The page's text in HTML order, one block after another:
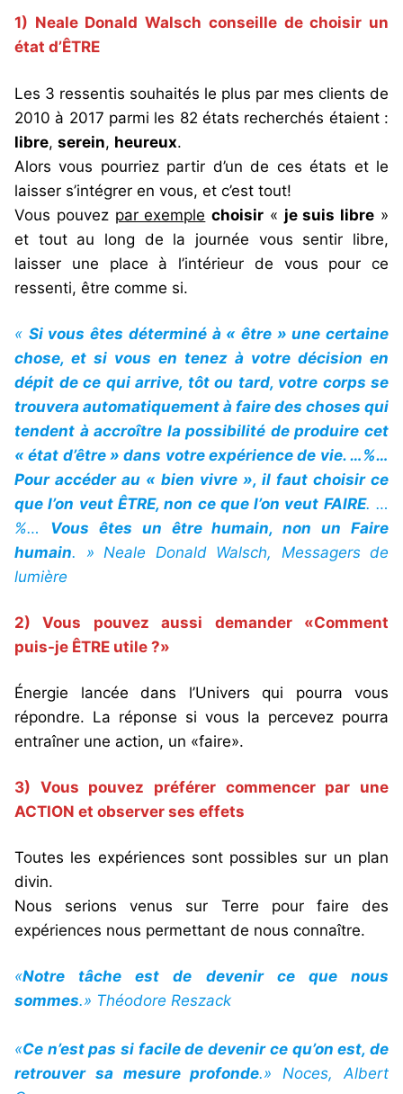
1) Neale Donald Walsch conseille de choisir un
état d’ÊTRE
Les 3 ressentis souhaités le plus par mes clients de
2010 à 2017 parmi les 82 états recherchés étaient :
libre, serein, heureux.
Alors vous pourriez partir d’un de ces états et le
laisser s’intégrer en vous, et c’est tout!
Vous pouvez par exemple choisir « je suis libre »
et tout au long de la journée vous sentir libre,
laisser une place à l’intérieur de vous pour ce
ressenti, être comme si.
« Si vous êtes déterminé à « être » une certaine
chose, et si vous en tenez à votre décision en
dépit de ce qui arrive, tôt ou tard, votre corps se
trouvera automatiquement à faire des choses qui
tendent à accroître la possibilité de produire cet
« état d’être » dans votre expérience de vie. …%…
Pour accéder au « bien vivre », il faut choisir ce
que l’on veut ÊTRE, non ce que l’on veut FAIRE. …
%… Vous êtes un être humain, non un Faire
humain. » Neale Donald Walsch, Messagers de
lumière
2) Vous pouvez aussi demander «Comment
puis-je ÊTRE utile ?»
Énergie lancée dans l’Univers qui pourra vous
répondre. La réponse si vous la percevez pourra
entraîner une action, un «faire».
3) Vous pouvez préférer commencer par une
ACTION et observer ses effets
Toutes les expériences sont possibles sur un plan
divin.
Nous serions venus sur Terre pour faire des
expériences nous permettant de nous connaître.
«Notre tâche est de devenir ce que nous
sommes.» Théodore Reszack
«Ce n’est pas si facile de devenir ce qu’on est, de
retrouver sa mesure profonde.» Noces, Albert